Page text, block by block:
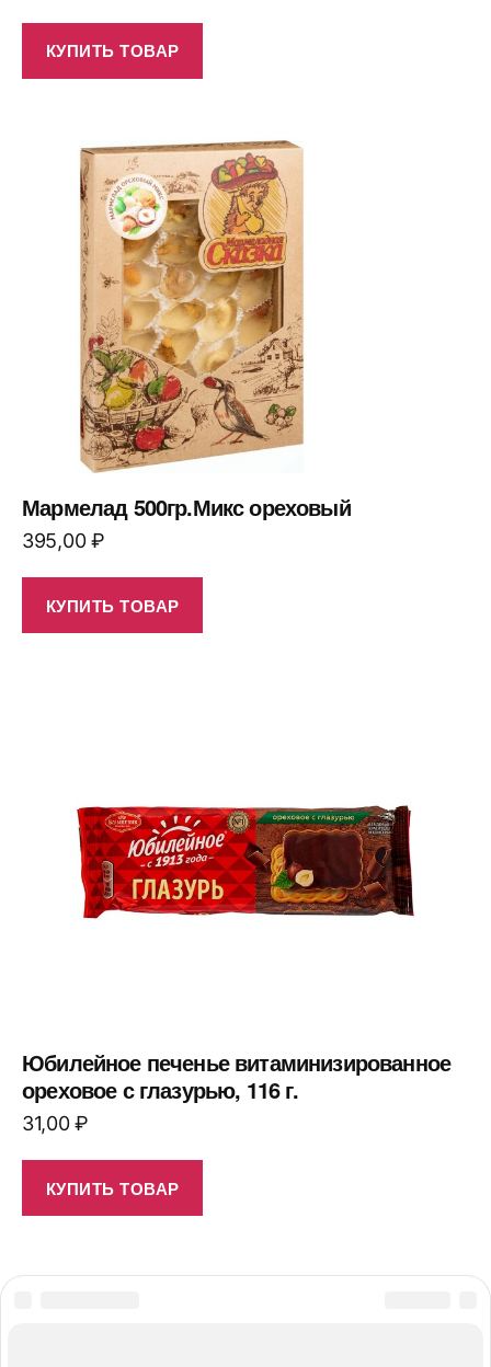
КУПИТЬ ТОВАР
Мармелад 500гр.Микс ореховый
395,00₽
КУПИТЬ ТОВАР
Юбилейное печенье витаминизированное
ореховое с глазурью, 116 г.
31,00₽
КУПИТЬ ТОВАР